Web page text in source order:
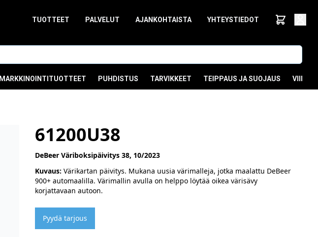
TUOTTEET PALVELUT AJANKOHTAISTA YHTEYSTIEDOT
MARKKINOINTITUOTTEET PUHDISTUS TARVIKKEET TEIPPAUS JA SUOJAUS
61200U38
DeBeer Väriboksipäivitys 38, 10/2023
Kuvaus: Värikartan päivitys. Mukana uusia värimalleja, jotka maalattu DeBeer
900+ automaalilla. Värimallin avulla on helppo löytää oikea värisävy
korjattavaan autoon.
Pyydä tarjous